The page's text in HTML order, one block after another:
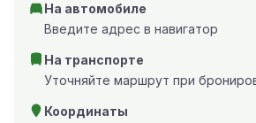
На автомобиле
Введите адрес в навигатор
На транспорте
Уточняйте маршрут при
Координаты